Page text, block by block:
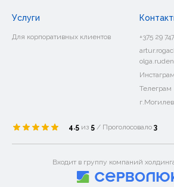
Услуги
Для корпоративных клиентов
+375 29
Инстаграм
Телеграм
4.5 из 5 / Проголосовало 3
Входит в группу компаний